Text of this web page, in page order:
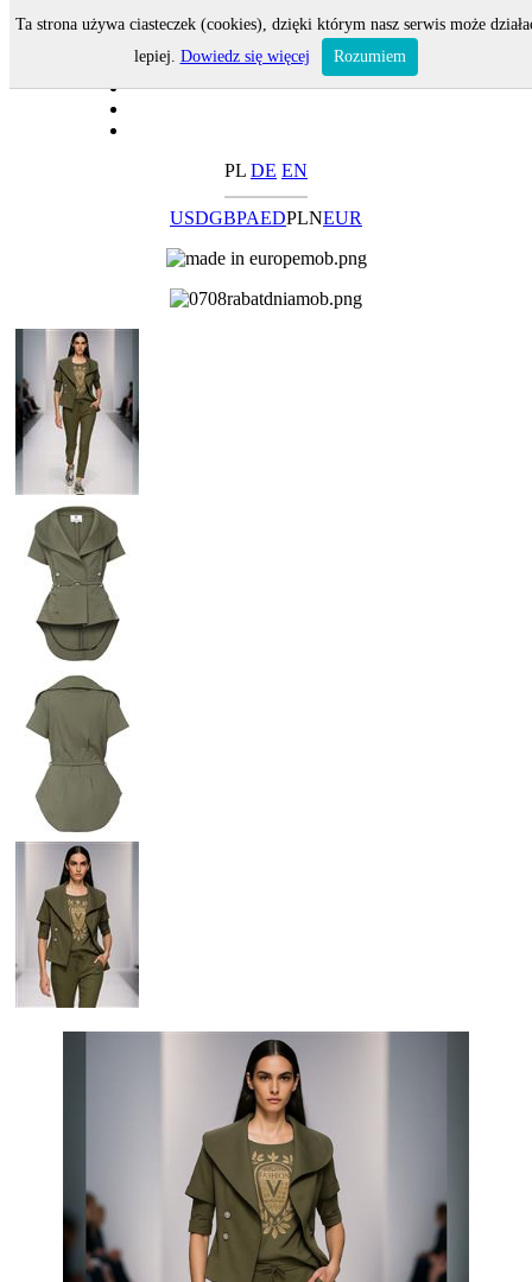
PL DE EN
USDGBPAEDPLNEUR
Ta strona używa ciasteczek (cookies), dzięki którym nasz serwis może
lepiej. Dowiedz się więcej Rozumiem